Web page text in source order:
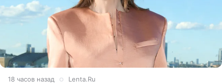
18 часов назад Lenta.Ru